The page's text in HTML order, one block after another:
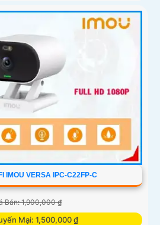
IMOU VERSA IPC-C22FP-C
Bán: 1,900,000 ₫
Mại: 1,500,000 ₫